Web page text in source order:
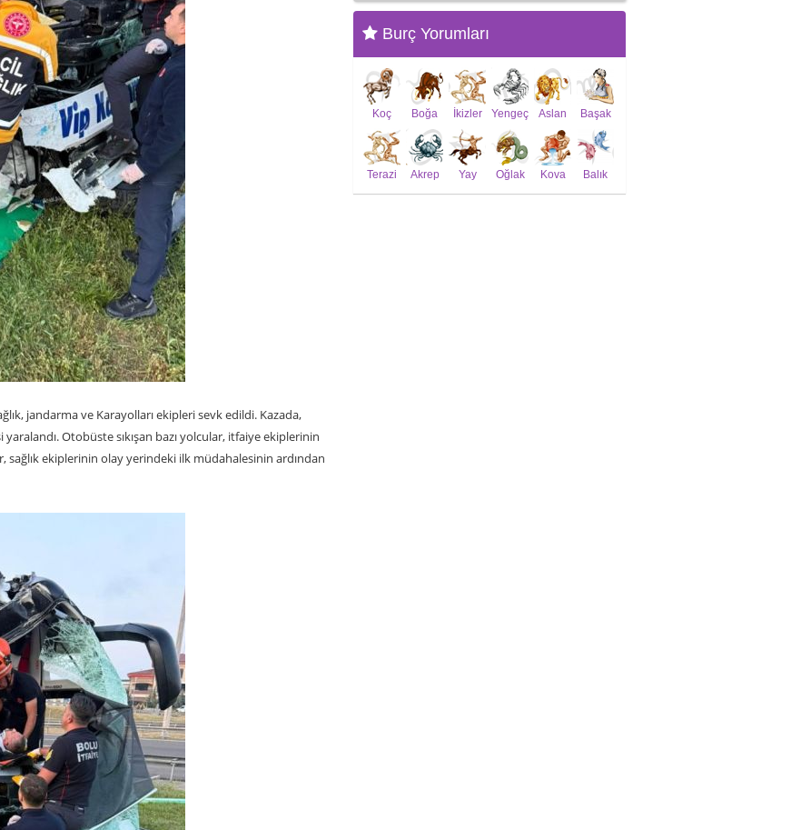
jandarma ve Karayolları ekipleri sevk edildi. Kazada,
Otobüste sıkışan bazı yolcular, itfaiye ekiplerinin
sağlık ekiplerinin olay yerindeki ilk müdahalesinin ardından
Burç Yorumları
Koç Boğa İkizler Yengeç Aslan Başak
Terazi Akrep Yay Oğlak Kova Balık